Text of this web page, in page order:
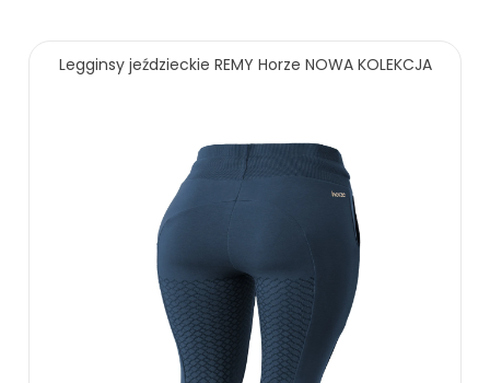
219.00 zł 249.00 zł
Legginsy jeździeckie REMY Horze NOWA KOLEKCJA